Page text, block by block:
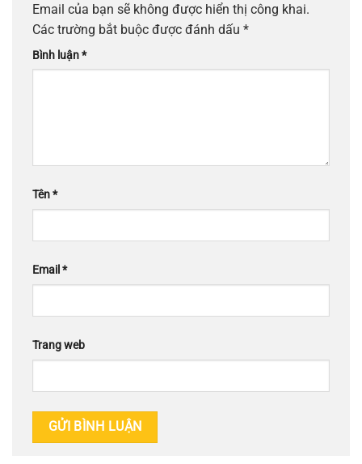
Email của bạn sẽ không được hiển thị công khai.
Các trường bắt buộc được đánh dấu *
Bình luận*
Tên*
Email *
Trang web